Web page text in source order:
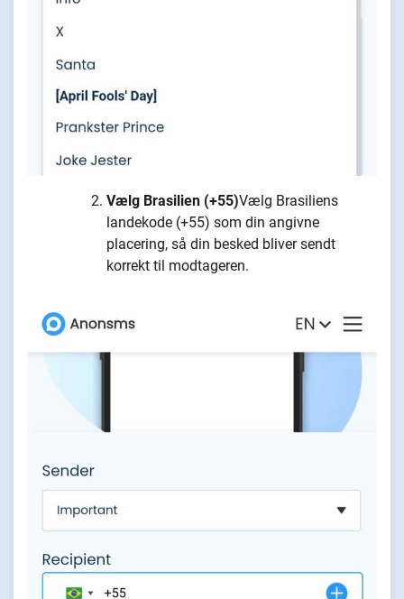
Vælg Brasilien (+55)Vælg Brasiliens
landekode (+55) som din angivne
placering, så din besked bliver sendt
korrekt til modtageren.